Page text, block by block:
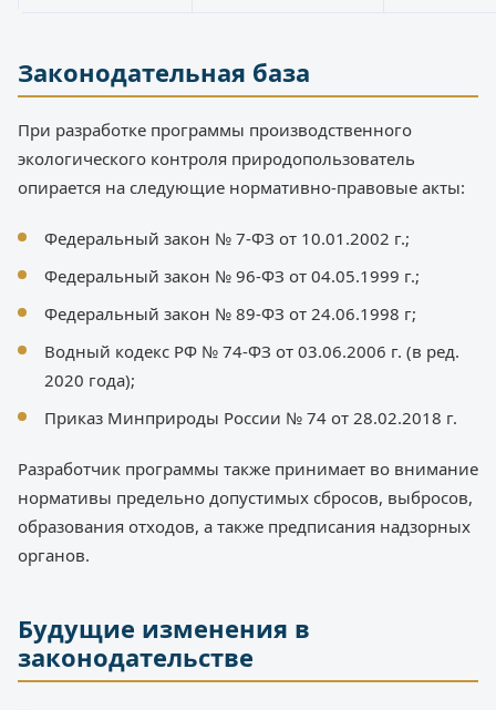
Законодательная база
При разработке программы производственного
экологического контроля природопользователь
опирается на следующие нормативно-правовые акты:
Федеральный закон № 7-ФЗ от 10.01.2002 г.;
Федеральный закон № 96-ФЗ от 04.05.1999 г.;
Федеральный закон № 89-ФЗ от 24.06.1998 г;
Водный кодекс РФ № 74-ФЗ от 03.06.2006 г. (в ред.
2020 года);
Приказ Минприроды России № 74 от 28.02.2018 г.
Разработчик программы также принимает во внимание
нормативы предельно допустимых сбросов, выбросов,
образования отходов, а также предписания надзорных
органов.
Будущие изменения в
законодательстве